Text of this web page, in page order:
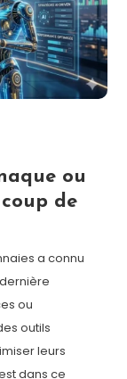
ou
de
a connu
ou
outils
leurs
dans ce